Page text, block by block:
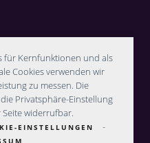
für Kernfunktionen und als
Cookies verwenden wir
zu messen. Die
Privatsphäre-Einstellung
widerrufbar.
EINSTELLUNGEN -